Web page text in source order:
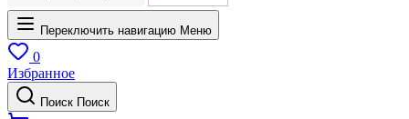
Переключить навигацию Меню
0
Избранное
Поиск Поиск